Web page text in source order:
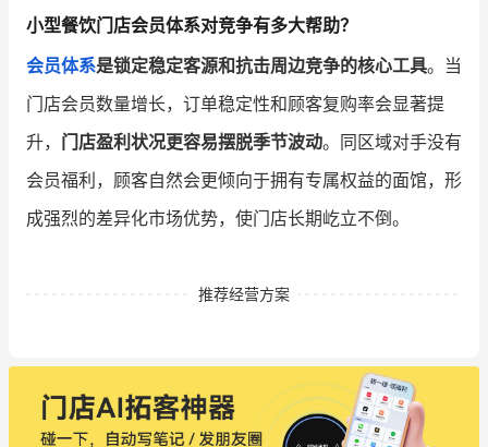
小型餐饮门店会员体系对竞争有多大帮助？
会员体系是锁定稳定客源和抗击周边竞争的核心工具。当
门店会员数量增长，订单稳定性和顾客复购率会显著提
升， 门店盈利状况更容易摆脱季节波动。同区域对手没有
会员福利，顾客自然会更倾向于拥有专属权益的面馆，形
成强烈的差异化市场优势，使门店长期屹立不倒。
推荐经营方案